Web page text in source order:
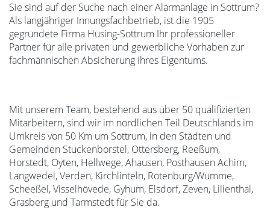
Sie sind auf der Suche nach einer Alarmanlage in Sottrum?
Als langjähriger Innungsfachbetrieb, ist die 1905
gegründete Firma Hüsing-Sottrum Ihr professioneller
Partner für alle privaten und gewerbliche Vorhaben zur
fachmännischen Absicherung Ihres Eigentums.
Mit unserem Team, bestehend aus über 50 qualifizierten
Mitarbeitern, sind wir im nördlichen Teil Deutschlands im
Umkreis von 50 Km um Sottrum, in den Städten und
Gemeinden Stuckenborstel, Ottersberg, Reeßum,
Horstedt, Oyten, Hellwege, Ahausen, Posthausen Achim,
Langwedel, Verden, Kirchlinteln, Rotenburg/Wümme,
Scheeßel, Visselhövede, Gyhum, Elsdorf, Zeven, Lilienthal,
Grasberg und Tarmstedt für Sie da.